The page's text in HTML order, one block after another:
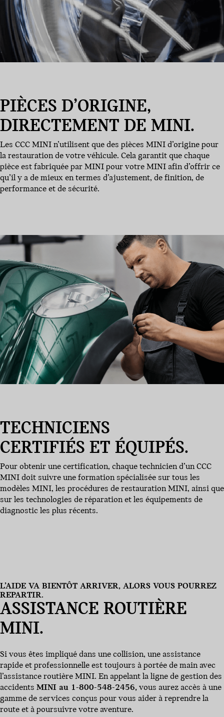
PIÈCES D’ORIGINE,
DIRECTEMENT DE MINI.
Les CCC MINI n’utilisent que des pièces MINI d’origine pour
la restauration de votre véhicule. Cela garantit que chaque
pièce est fabriquée par MINI pour votre MINI afin d’offrir ce
qu’il y a de mieux en termes d’ajustement, de finition, de
performance et de sécurité.
TECHNICIENS
CERTIFIÉS ET ÉQUIPÉS.
Pour obtenir une certification, chaque technicien d’un CCC
MINI doit suivre une formation spécialisée sur tous les
modèles MINI, les procédures de restauration MINI, ainsi que
sur les technologies de réparation et les équipements de
diagnostic les plus récents.
L’AIDE VA BIENTÔT ARRIVER, ALORS VOUS POURREZ
REPARTIR.
ASSISTANCE ROUTIÈRE
MINI.
Si vous êtes impliqué dans une collision, une assistance
rapide et professionnelle est toujours à portée de main avec
l’assistance routière MINI. En appelant la ligne de gestion des
accidents MINI au 1-800-548-2456, vous aurez accès à une
gamme de services conçus pour vous aider à reprendre la
route et à poursuivre votre aventure.